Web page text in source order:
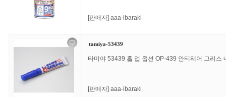
[판매자] aaa-ibaraki
tamiya-53439
타미야 53439 홉 업 옵션 OP-439 안티웨어 그리스
[판매자] aaa-ibaraki